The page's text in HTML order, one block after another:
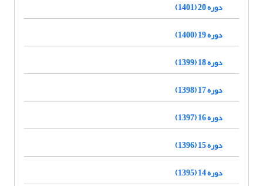
دوره 20 (1401)
دوره 19 (1400)
دوره 18 (1399)
دوره 17 (1398)
دوره 16 (1397)
دوره 15 (1396)
دوره 14 (1395)